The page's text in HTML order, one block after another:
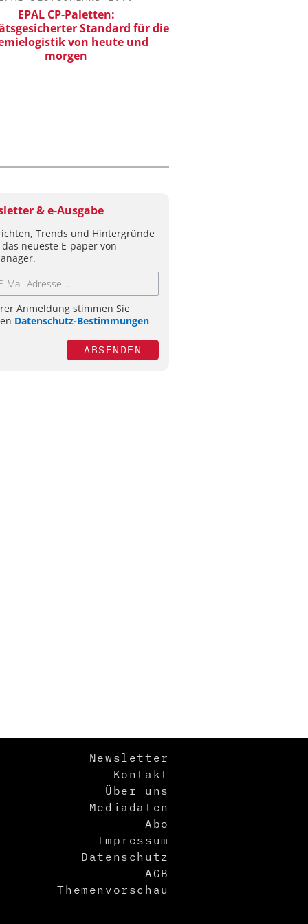
EPAL CP-Paletten:
Standard für die
von heute und
morgen
& e-Ausgabe
Trends und Hintergründe
neueste E-paper von
Anmeldung stimmen Sie
Datenschutz-Bestimmungen
ABSENDEN
Newsletter
Kontakt
Über uns
Mediadaten
Abo
Impressum
Datenschutz
AGB
Themenvorschau